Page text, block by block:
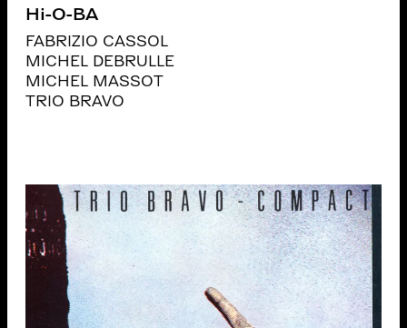
Hi-O-BA
FABRIZIO CASSOL
MICHEL DEBRULLE
MICHEL MASSOT
TRIO BRAVO